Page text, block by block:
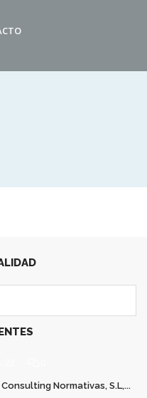
Consulting Normativas, S.L,...